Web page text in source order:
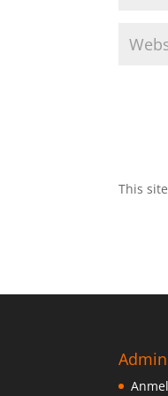
This